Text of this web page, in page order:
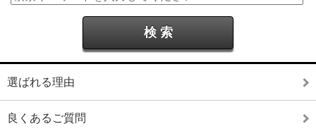
選ばれる理由
良くあるご質問